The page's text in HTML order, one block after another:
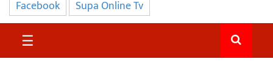
प्रमुख
समाचार
सुदुर
Facebook Supa Online Tv
☰